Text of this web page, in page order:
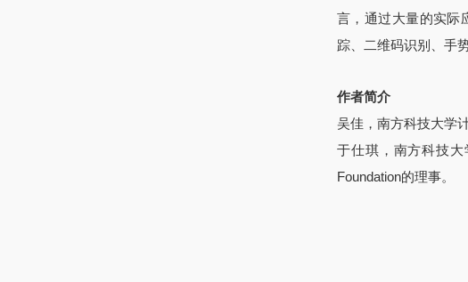
言，通过大量的实际
踪、二维码识别、手
作者简介
吴佳，南方科技大学
于仕琪，南方科技
Foundation的理事。